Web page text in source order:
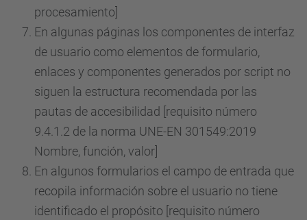
procesamiento]
En algunas páginas los componentes de interfaz
de usuario como elementos de formulario,
enlaces y componentes generados por script no
siguen la estructura recomendada por las
pautas de accesibilidad [requisito número
9.4.1.2 de la norma UNE-EN 301549:2019
Nombre, función, valor]
En algunos formularios el campo de entrada que
recopila información sobre el usuario no tiene
identificado el propósito [requisito número